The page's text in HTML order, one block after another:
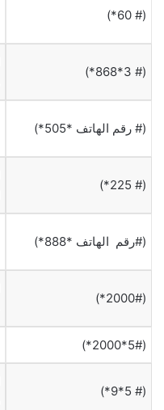
(# 60*)
(# 3*868*)
(# رقم الهاتف *505*)
(# 225*)
(#رقم الهاتف *888*)
(2000#*)
(5#*2000*)
(# 5*9*)